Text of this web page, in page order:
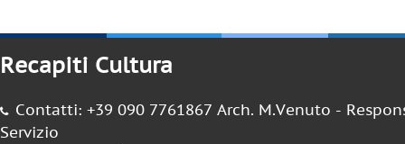
Recapiti Cultura
Contatti: +39 090 7761867 Arch. M.Venuto -
Servizio